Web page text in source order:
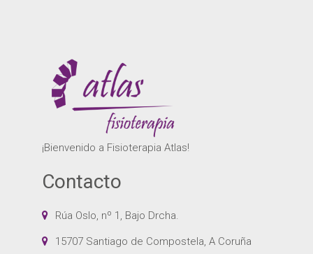
¡Bienvenido a Fisioterapia Atlas!
Contacto
Rúa Oslo, nº 1, Bajo Drcha.
15707 Santiago de Compostela, A Coruña